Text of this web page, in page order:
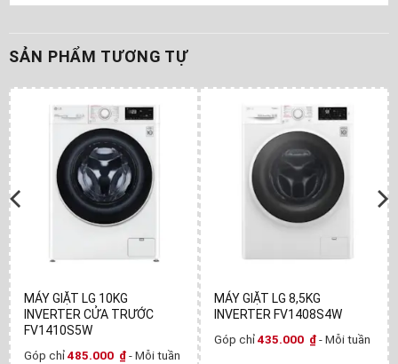
SẢN PHẨM TƯƠNG TỰ
MÁY GIẶT LG 10KG
INVERTER CỬA TRƯỚC
FV1410S5W
Góp chỉ485.000 ₫- Mỗi tuần
MÁY GIẶT LG 8,5KG
INVERTER FV1408S4W
Góp chỉ435.000 ₫- Mỗi tuần